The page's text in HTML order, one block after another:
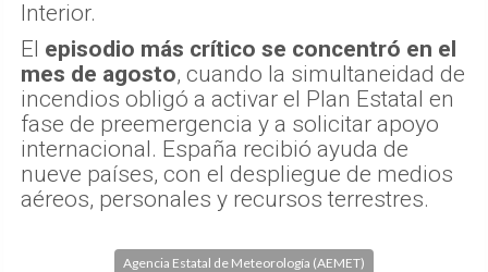
Interior.
El episodio más crítico se concentró en el
mes de agosto, cuando la simultaneidad de
incendios obligó a activar el Plan Estatal en
fase de preemergencia y a solicitar apoyo
internacional. España recibió ayuda de
nueve países, con el despliegue de medios
aéreos, personales y recursos terrestres.
Agencia Estatal de Meteorología (AEMET)